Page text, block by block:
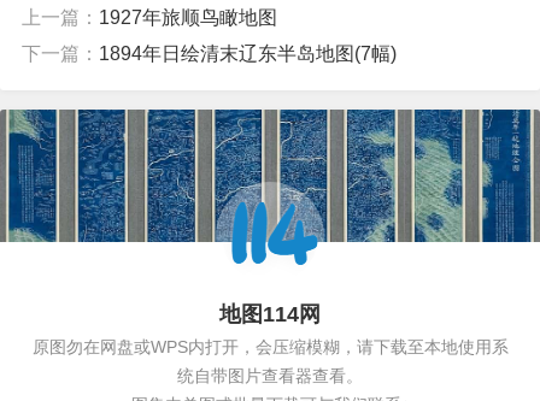
上一篇： 1927年旅顺鸟瞰地图
下一篇： 1894年日绘清末辽东半岛地图(7幅)
地图114网
原图勿在网盘或WPS内打开，会压缩模糊，请下载至本地使用系
统自带图片查看器查看。